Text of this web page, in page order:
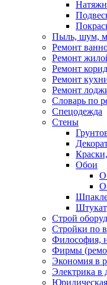
Пыль, шум,
Ремонт
Ремонт
Ремонт
Ремонт
Ремонт
Словарь по
Спецодежда
Стены
Обои
Строй
Стройки по
Философия,
Фирмы
Экономия в
Электрика в